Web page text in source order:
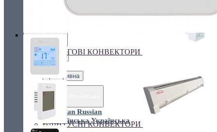
Україна, м. Київ, вул. Кирилівська, 160А
€ Euro
грн. Гривна
Russian
Українська
ПІДЛОГОВІ КОНВЕКТОРИ
ПЛІНТУСНІ КОНВЕКТОРИ